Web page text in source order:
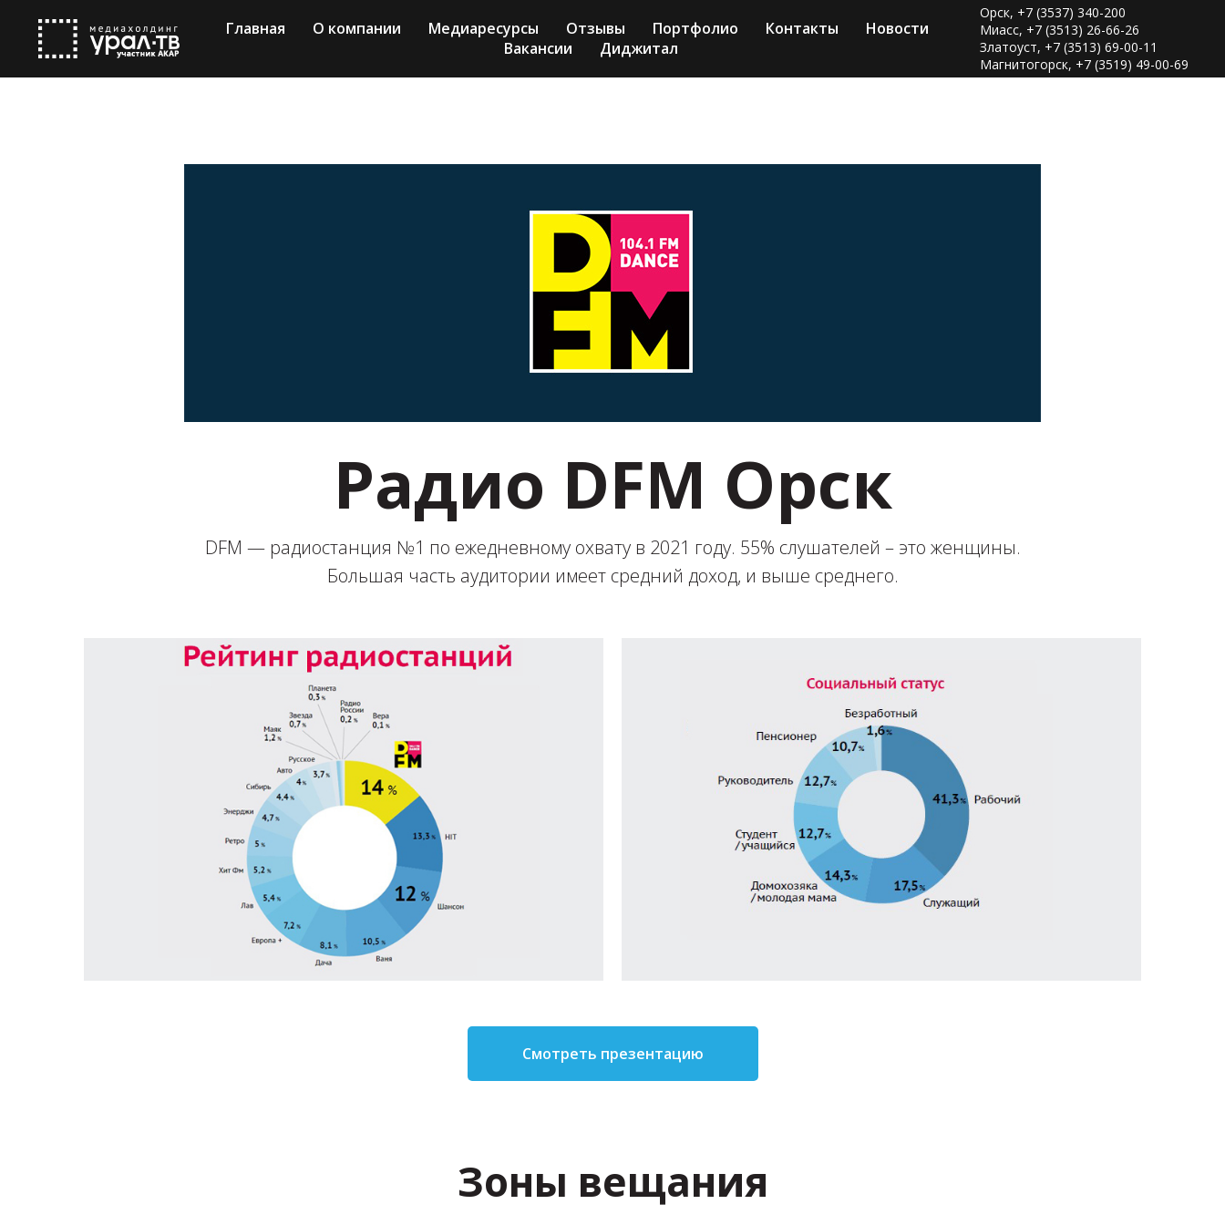
Главная О компании Медиаресурсы Отзывы Портфолио Контакты
Новости
Вакансии
Диджитал
Орск, +7 (3537) 340-200
Миасс, +7 (3513) 26-66-26
Златоуст, +7 (3513) 69-00-11
Магнитогорск, +7 (3519) 49-00-69
Радио DFM Орск
DFM — радиостанция №1 по ежедневному охвату в 2021 году. 55% слушателей – это женщины.
Большая часть аудитории имеет средний доход, и выше среднего.
Смотреть презентацию
Зоны вещания